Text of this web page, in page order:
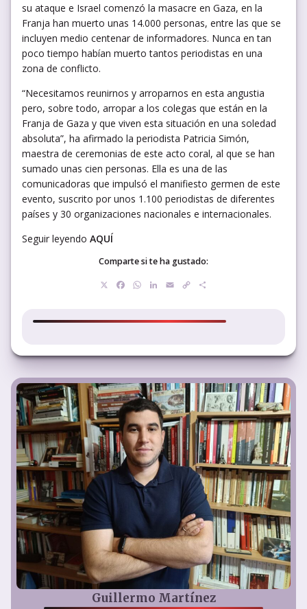
su ataque e Israel comenzó la masacre en Gaza, en la
Franja han muerto unas 14.000 personas, entre las que se
incluyen medio centenar de informadores. Nunca en tan
poco tiempo habían muerto tantos periodistas en una
zona de conflicto.
“Necesitamos reunirnos y arroparnos en esta angustia
pero, sobre todo, arropar a los colegas que están en la
Franja de Gaza y que viven esta situación en una soledad
absoluta”, ha afirmado la periodista Patricia Simón,
maestra de ceremonias de este acto coral, al que se han
sumado unas cien personas. Ella es una de las
comunicadoras que impulsó el manifiesto germen de este
evento, suscrito por unos 1.100 periodistas de diferentes
países y 30 organizaciones nacionales e internacionales.
Seguir leyendo AQUÍ
Comparte si te ha gustado:
Facebook
WhatsApp
LinkedIn
EmailCopy
Guillermo Martínez